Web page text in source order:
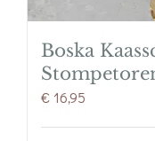
Boska
€ 16,95